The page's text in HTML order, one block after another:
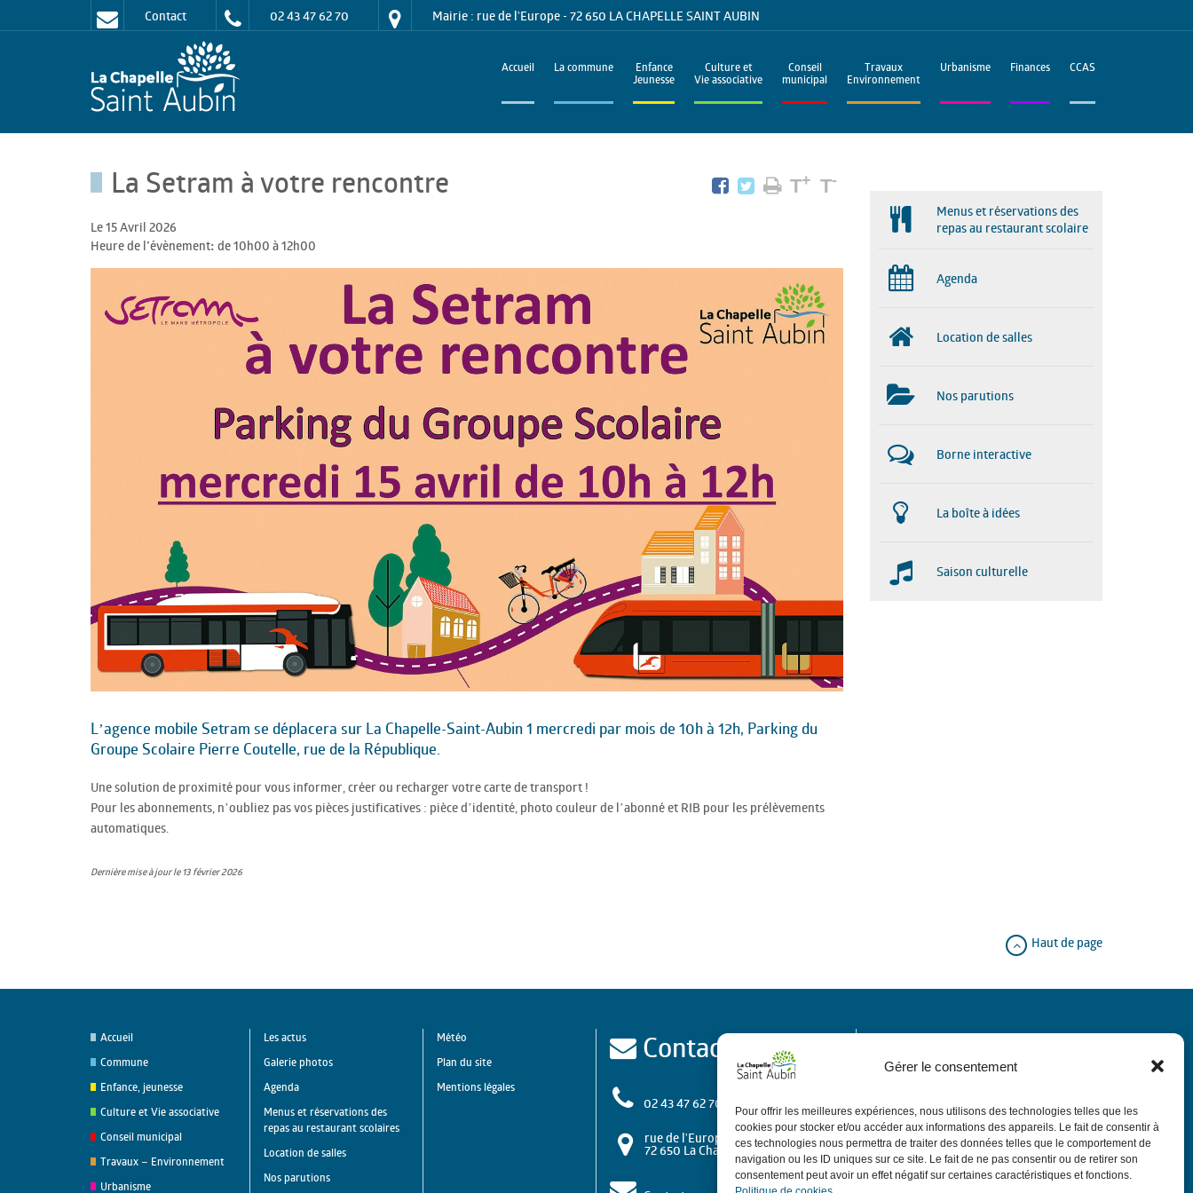
Gérer le consentement
Pour offrir les meilleures expériences, nous utilisons des technologies telles que les
cookies pour stocker et/ou accéder aux informations des appareils. Le fait de consentir à
ces technologies nous permettra de traiter des données telles que le comportement de
navigation ou les ID uniques sur ce site. Le fait de ne pas consentir ou de retirer son
consentement peut avoir un effet négatif sur certaines caractéristiques et fonctions.
Contact 02 43 47 62 70 Mairie : rue de l'Europe - 72 650 LA CHAPELLE SAINT AUBIN
Accueil La commune
Enfance
Jeunesse
Culture et
Vie associative
Conseil
municipal
Travaux
Environnement
Urbanisme Finances CCAS
La Setram à votre rencontre T+ T-
Le 15 Avril 2026
Heure de l'évènement: de 10h00 à 12h00
L’agence mobile Setram se déplacera sur La Chapelle-Saint-Aubin 1 mercredi par mois de 10h à 12h, Parking du
Groupe Scolaire Pierre Coutelle, rue de la République.
Une solution de proximité pour vous informer, créer ou recharger votre carte de transport !
Pour les abonnements, n’oubliez pas vos pièces justificatives : pièce d’identité, photo couleur de l’abonné et RIB pour les prélèvements
automatiques.
Dernière mise à jour le 13 février 2026
Menus et réservations des
repas au restaurant scolaire
Agenda
Location de salles
Nos parutions
Borne interactive
La boîte à idées
Saison culturelle
Haut de page
Accueil
Commune
Enfance, jeunesse
Culture et Vie associative
Conseil municipal
Travaux – Environnement
Urbanisme
Les actus
Galerie photos
Agenda
Menus et réservations des
repas au restaurant scolaires
Location de salles
Nos parutions
Météo
Plan du site
Mentions légales
Contact
02 43 47 62 70
rue de l'Europe
72 650 La Chapelle Saint Aubin
L'après-midide 13h30 à 18h,sauf le jeudi:
de 13h30 à 17h30.
Le 1er samedi du moisde 9h à 12h sauf
ponts et vacances avec permanence d'élus.